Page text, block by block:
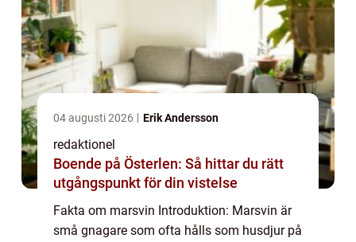
04 augusti 2026 Erik Andersson
redaktionel
Boende på Österlen: Så hittar du rätt
utgångspunkt för din vistelse
Fakta om marsvin Introduktion: Marsvin är
små gnagare som ofta hålls som husdjur på